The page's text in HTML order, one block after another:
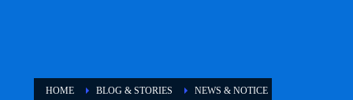
HOME BLOG & STORIES NEWS & NOTICE